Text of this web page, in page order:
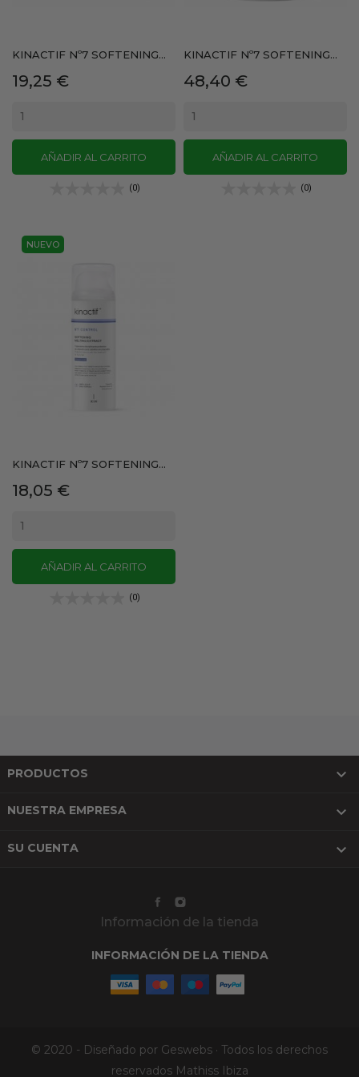
KINACTIF Nº7 SOFTENING...
Precio
19,25 €
AÑADIR AL CARRITO
(0)
KINACTIF Nº7 SOFTENING...
Precio
48,40 €
AÑADIR AL CARRITO
(0)
KINACTIF Nº7 SOFTENING...
Precio
18,05 €
AÑADIR AL CARRITO
(0)
NUEVO
PRODUCTOS 
NUESTRA EMPRESA 
SU CUENTA 
Información de la tienda
INFORMACIÓN DE LA TIENDA
© 2020 - Diseñado por Geswebs · Todos los derechos
reservados Mathiss Ibiza